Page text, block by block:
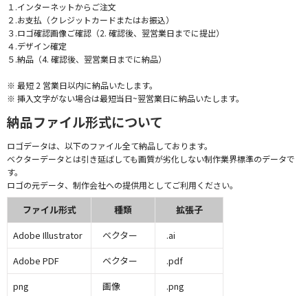
１.インターネットからご注文
２.お支払（クレジットカードまたはお振込）
３.ロゴ確認画像ご確認（2. 確認後、翌営業日までに提出）
４.デザイン確定
５.納品（4. 確認後、翌営業日までに納品）
※ 最短 2 営業日以内に納品いたします。
※ 挿入文字がない場合は最短当日~翌営業日に納品いたします。
納品ファイル形式について
ロゴデータは、以下のファイル全て納品しております。
ベクターデータとは引き延ばしても画質が劣化しない制作業界標準のデータで
す。
ロゴの元データ、制作会社への提供用としてご利用ください。
ファイル形式 種類
拡張子
Adobe Illustrator
ベクター
.ai
Adobe PDF
ベクター
.pdf
png
画像
.png